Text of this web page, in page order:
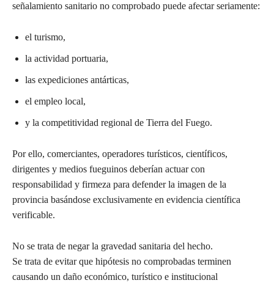
señalamiento sanitario no comprobado puede afectar seriamente:
el turismo,
la actividad portuaria,
las expediciones antárticas,
el empleo local,
y la competitividad regional de Tierra del Fuego.
Por ello, comerciantes, operadores turísticos, científicos,
dirigentes y medios fueguinos deberían actuar con
responsabilidad y firmeza para defender la imagen de la
provincia basándose exclusivamente en evidencia científica
verificable.
No se trata de negar la gravedad sanitaria del hecho.
Se trata de evitar que hipótesis no comprobadas terminen
causando un daño económico, turístico e institucional